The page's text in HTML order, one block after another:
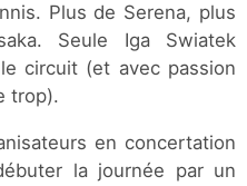
Plus de Serena, plus
Seule Iga Swiatek
circuit (et avec passion
trop).
en concertation
la journée par un